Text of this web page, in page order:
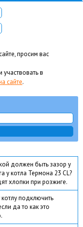
просим вас
в
сайте.
должен быть зазор у
у котла Термона 23 CL?
хлопки при розжиге.
подключить
да то как это